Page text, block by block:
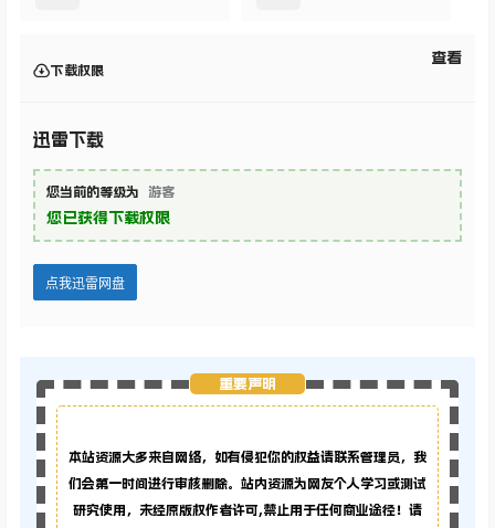
下载权限
查看
迅雷下载
您当前的等级为 游客
您已获得下载权限
点我迅雷网盘
重要声明
本站资源大多来自网络，如有侵犯你的权益请联系管理员， 我
们会第一时间进行审核删除。站内资源为网友个人学习或测试
研究使用，未经原版权作者许可,禁止用于任何商业途径！请